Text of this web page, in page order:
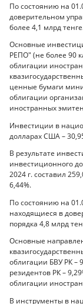
По состоянию на
доверительном
более 4,1 млрд
Основные
РЕПО" (не более 90
облигации
ценные бумаги
облигации
иностранных
Инвестиции в
долларах США –
В результате
инвестиционного
2024 г. составил
6,44%.
По состоянию на
находящиеся в
порядка 4,8 млрд
Основные
облигации БВУ РК –
резидентов РК –
облигации
В инструменты в